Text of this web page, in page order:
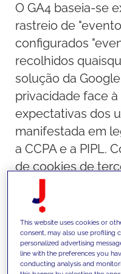
O GA4 baseia-se
rastreio de
configurados
recolhidos
solução da
privacidade face
expectativas dos
manifestada em
a CCPA e a PIPL.
de cookies de
também terá um
negócio de
que a modelação
baseia o GA4,
This website uses cookies or
consent, may also use profiling
personalized advertising
line with the preferences you
conducting analysis and